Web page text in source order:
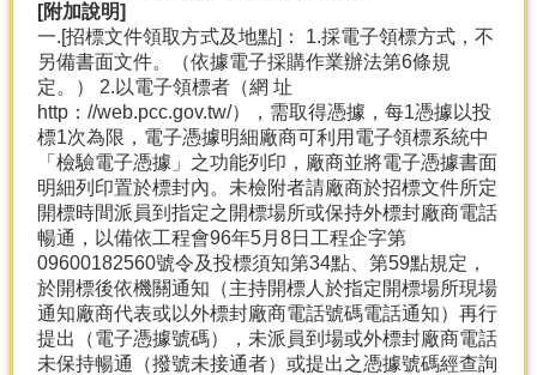
[附加說明]
一.[招標文件領取方式及地點]： 1.採電子領標方式，不
另備書面文件。（依據電子採購作業辦法第6條規
定。） 2.以電子領標者（網 址
http：//web.pcc.gov.tw/），需取得憑據，每1憑據以投
標1次為限，電子憑據明細廠商可利用電子領標系統中
「檢驗電子憑據」之功能列印，廠商並將電子憑據書面
明細列印置於標封內。未檢附者請廠商於招標文件所定
開標時間派員到指定之開標場所或保持外標封廠商電話
暢通，以備依工程會96年5月8日工程企字第
09600182560號令及投標須知第34點、第59點規定，
於開標後依機關通知（主持開標人於指定開標場所現場
通知廠商代表或以外標封廠商電話號碼電話通知）再行
提出（電子憑據號碼），未派員到場或外標封廠商電話
未保持暢通（撥號未接通者）或提出之憑據號碼經查詢